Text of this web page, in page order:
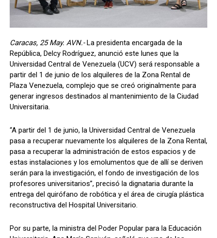
Caracas, 25 May. AVN.-La presidenta encargada de la
República, Delcy Rodríguez, anunció este lunes que la
Universidad Central de Venezuela (UCV) será responsable a
partir del 1 de junio de los alquileres de la Zona Rental de
Plaza Venezuela, complejo que se creó originalmente para
generar ingresos destinados al mantenimiento de la Ciudad
Universitaria.
“A partir del 1 de junio, la Universidad Central de Venezuela
pasa a recuperar nuevamente los alquileres de la Zona Rental,
pasa a recuperar la administración de estos espacios y de
estas instalaciones y los emolumentos que de allí se deriven
serán para la investigación, el fondo de investigación de los
profesores universitarios”, precisó la dignataria durante la
entrega del quirófano de robótica y el área de cirugía plástica
reconstructiva del Hospital Universitario.
Por su parte, la ministra del Poder Popular para la Educación